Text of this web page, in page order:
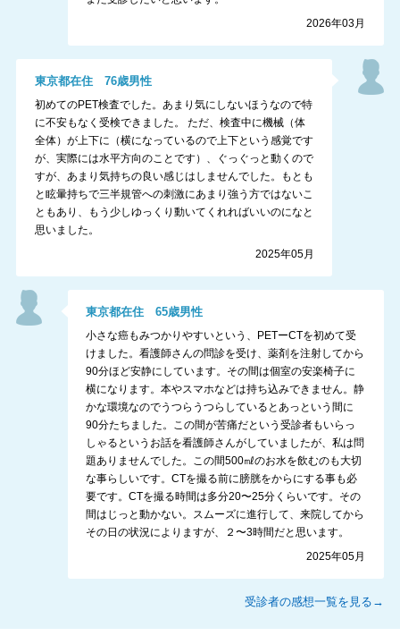
2026年03月
東京都在住 76歳男性
初めてのPET検査でした。あまり気にしないほうなので特
に不安もなく受検できました。 ただ、検査中に機械（体
全体）が上下に（横になっているので上下という感覚です
が、実際には水平方向のことです）、ぐっぐっと動くので
すが、あまり気持ちの良い感じはしませんでした。もとも
と眩暈持ちで三半規管への刺激にあまり強う方ではないこ
ともあり、もう少しゆっくり動いてくれればいいのになと
思いました。
2025年05月
東京都在住65歳男性
小さな癌もみつかりやすいという、PETーCTを初めて受
けました。看護師さんの問診を受け、薬剤を注射してから
90分ほど安静にしています。その間は個室の安楽椅子に
横になります。本やスマホなどは持ち込みできません。静
かな環境なのでうつらうつらしているとあっという間に
90分たちました。この間が苦痛だという受診者もいらっ
しゃるというお話を看護師さんがしていましたが、私は問
題ありませんでした。この間500㎖のお水を飲むのも大切
な事らしいです。CTを撮る前に膀胱をからにする事も必
要です。CTを撮る時間は多分20〜25分くらいです。その
間はじっと動かない。スムーズに進行して、来院してから
その日の状況によりますが、２〜3時間だと思います。
2025年05月
受診者の感想一覧を見る→